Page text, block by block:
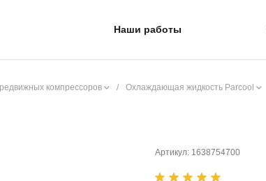
Наши работы
компрессоров / Охлаждающая жидкость Parcool
Артикул: 1638754700